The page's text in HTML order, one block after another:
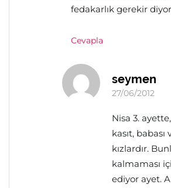
fedakarlık gerekir
Cevapla
seymen
27/06/2012
Nisa 3.
kasıt,
kızlardır.
kalmaması
ediyor ayet.